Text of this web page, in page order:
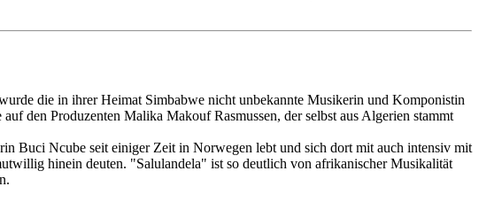
die in ihrer Heimat Simbabwe nicht unbekannte Musikerin und Komponistin
den Produzenten Malika Makouf Rasmussen, der selbst aus Algerien stammt
Buci Ncube seit einiger Zeit in Norwegen lebt und sich dort mit auch intensiv mit
hinein deuten. "Salulandela" ist so deutlich von afrikanischer Musikalität